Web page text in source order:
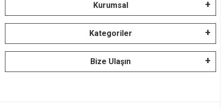
Kurumsal
Kategoriler
Bize Ulaşın